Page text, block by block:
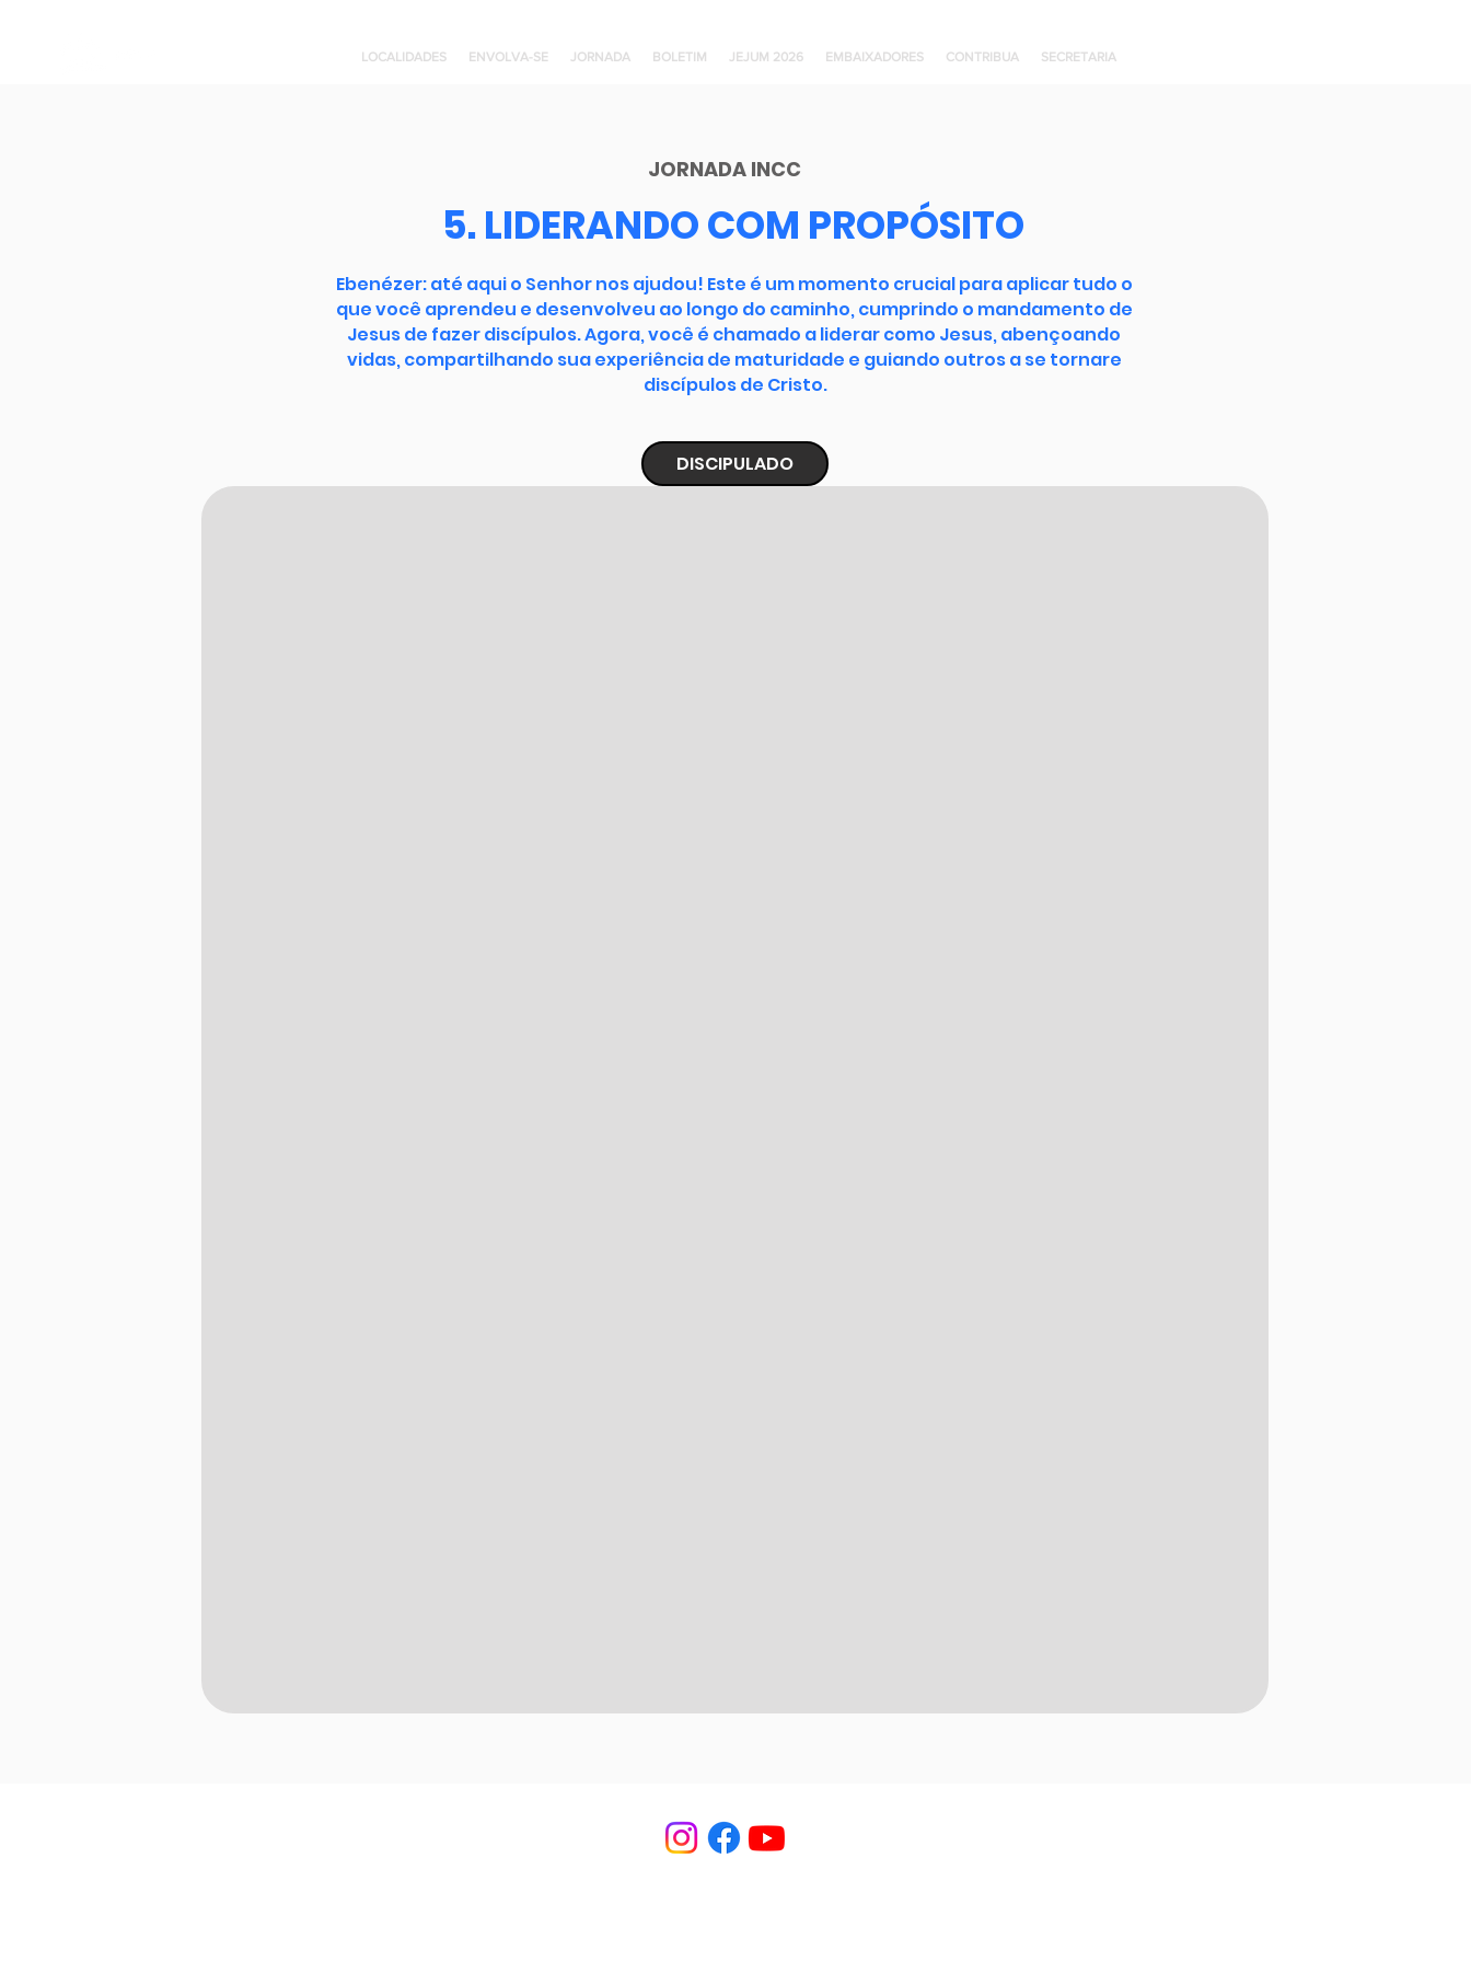
LOCALIDADES ENVOLVA-SE JORNADA BOLETIM JEJUM 2026 EMBAIXADORES CONTRIBUA SECRETARIA
JORNADA INCC
5. LIDERANDO COM PROPÓSITO
Ebenézer: até aqui o Senhor nos ajudou! Este é um momento crucial para aplicar tudo o
que você aprendeu e desenvolveu ao longo do caminho, cumprindo o mandamento de
Jesus de fazer discípulos. Agora, você é chamado a liderar como Jesus, abençoando
vidas, compartilhando sua experiência de maturidade e guiando outros a se tornare
discípulos de Cristo.
DISCIPULADO